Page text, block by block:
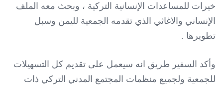
خيرات للمساعدات الإنسانية التركية ، وبحث معه الملف
الإنساني والاغاثي الذي تقدمه الجمعية لليمن وسبل
تطويرها .
وأكد السفير طريق انه سيعمل على تقديم كل التسهيلات
للجمعية ولجميع منظمات المجتمع المدني التركي ذات